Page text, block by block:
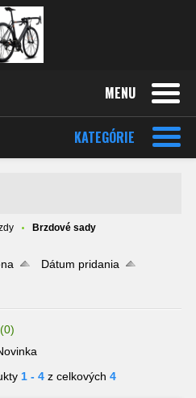
MENU
KATEGÓRIE
Brzdové sady
Dátum pridania
(0)
1 - 4 z celkových 4